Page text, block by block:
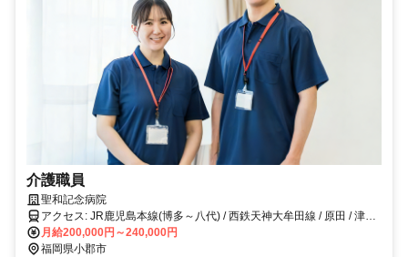
介護職員
聖和記念病院
アクセス: JR鹿児島本線(博多～八代) / 西鉄天神大牟田線 / 原田 / 津古
駅から徒歩2分 / 車8分
月給200,000円～240,000円
福岡県小郡市